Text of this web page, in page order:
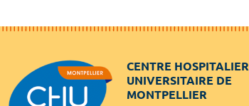
CENTRE HOSPITALIER
UNIVERSITAIRE DE
MONTPELLIER